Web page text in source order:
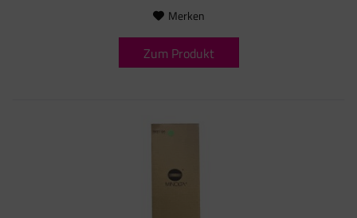
Merken
Zum Produkt